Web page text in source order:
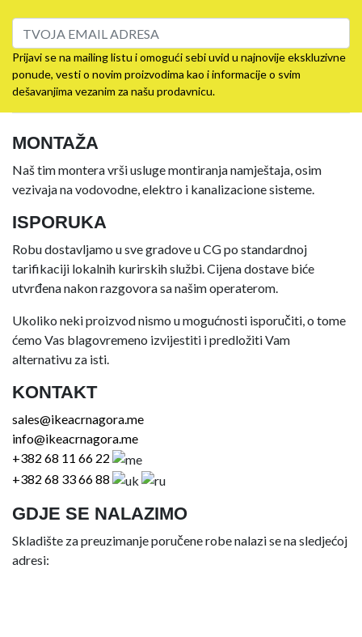
Prijavi se na mailing listu i omogući sebi uvid u najnovije ekskluzivne
ponude, vesti o novim proizvodima kao i informacije o svim
dešavanjima vezanim za našu prodavnicu.
MONTAŽA
Naš tim montera vrši usluge montiranja namještaja, osim
vezivaja na vodovodne, elektro i kanalizacione sisteme.
ISPORUKA
Robu dostavljamo u sve gradove u CG po standardnoj
tarifikaciji lokalnih kurirskih službi. Cijena dostave biće
utvrđena nakon razgovora sa našim operaterom.
Ukoliko neki proizvod nismo u mogućnosti isporučiti, o tome
ćemo Vas blagovremeno izvijestiti i predložiti Vam
alternativu za isti.
KONTAKT
sales@ikeacrnagora.me
info@ikeacrnagora.me
+382 68 11 66 22
+382 68 33 66 88
GDJE SE NALAZIMO
Skladište za preuzimanje poručene robe nalazi se na sledjećoj
adresi: